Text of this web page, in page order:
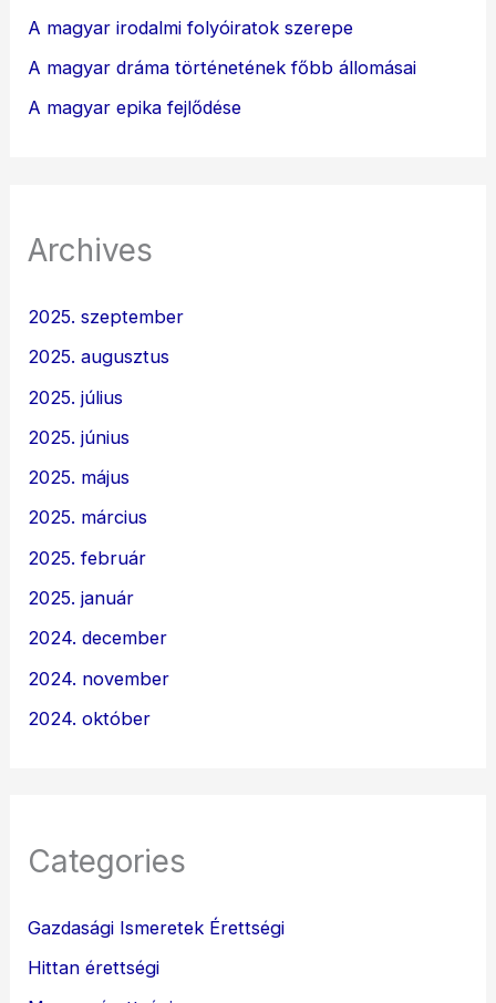
A magyar irodalmi folyóiratok szerepe
A magyar dráma történetének főbb állomásai
A magyar epika fejlődése
Archives
2025. szeptember
2025. augusztus
2025. július
2025. június
2025. május
2025. március
2025. február
2025. január
2024. december
2024. november
2024. október
Categories
Gazdasági Ismeretek Érettségi
Hittan érettségi